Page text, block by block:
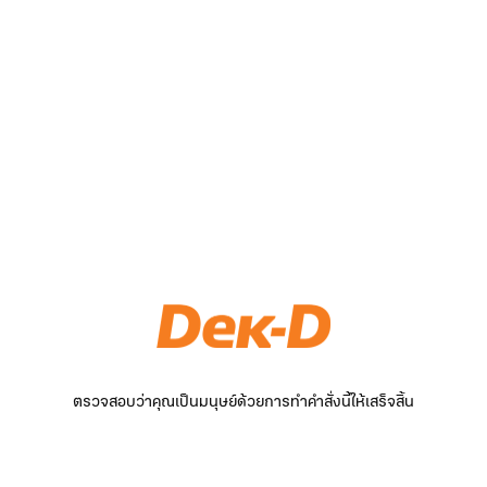
ตรวจสอบว่าคุณเป็นมนุษย์ด้วยการทำคำสั่งนี้ให้เสร็จสิ้น